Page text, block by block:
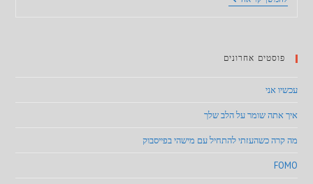
פוסטים אחרונים
עכשיו אני
איך אתה שומר על הלב שלך
מה קרה כשהעזתי להתחיל עם מישהי בפייסבוק
FOMO